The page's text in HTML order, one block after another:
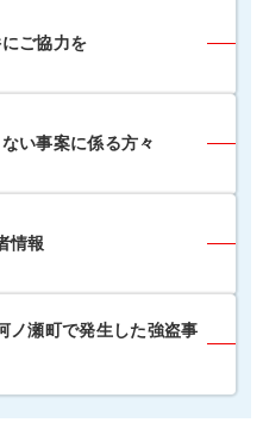
ご協力を
い事案に係る方々
情報
ノ瀬町で発生した強盗事